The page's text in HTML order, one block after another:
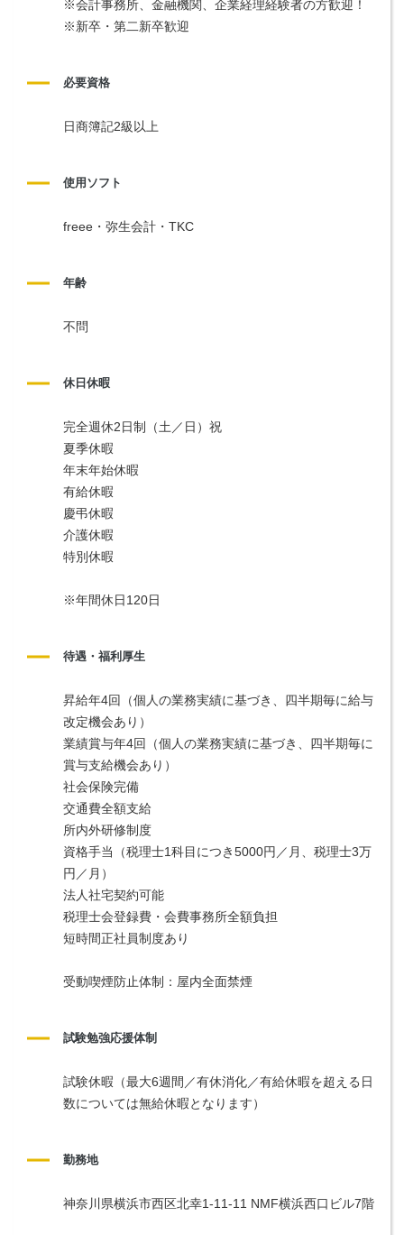
※会計事務所、金融機関、企業経理経験者の方歓迎！
※新卒・第二新卒歓迎
必要資格
日商簿記2級以上
使用ソフト
freee・弥生会計・TKC
年齢
不問
休日休暇
完全週休2日制（土／日）祝
夏季休暇
年末年始休暇
有給休暇
慶弔休暇
介護休暇
特別休暇
※年間休日120日
待遇・福利厚生
昇給年4回（個人の業務実績に基づき、四半期毎に給与
改定機会あり）
業績賞与年4回（個人の業務実績に基づき、四半期毎に
賞与支給機会あり）
社会保険完備
交通費全額支給
所内外研修制度
資格手当（税理士1科目につき5000円／月、税理士3万
円／月）
法人社宅契約可能
税理士会登録費・会費事務所全額負担
短時間正社員制度あり
受動喫煙防止体制：屋内全面禁煙
試験勉強応援体制
試験休暇（最大6週間／有休消化／有給休暇を超える日
数については無給休暇となります）
勤務地
神奈川県横浜市西区北幸1-11-11 NMF横浜西口ビル7階